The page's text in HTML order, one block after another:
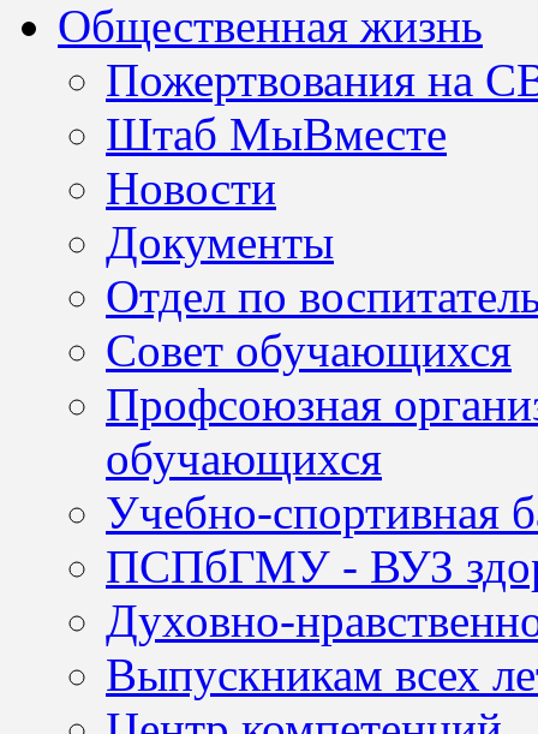
Общественная жизнь
Пожертвования на
Штаб МыВместе
Новости
Документы
Отдел по
Совет обучающихся
Профсоюзная
обучающихся
Учебно-спортивная
ПСПбГМУ - ВУЗ
Духовно-
Выпускникам всех